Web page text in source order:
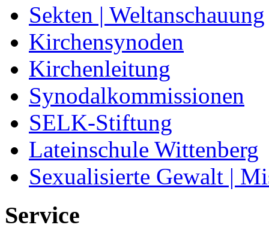
Sekten | Weltanschauung
Kirchensynoden
Kirchenleitung
Synodalkommissionen
SELK-Stiftung
Lateinschule Wittenberg
Sexualisierte Gewalt |
Service